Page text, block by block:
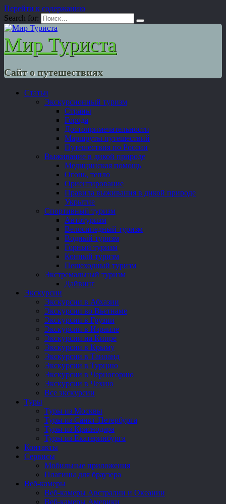
Перейти к содержанию
Search for:
Мир Туриста
Сайт о путешествиях
Статьи
Экскурсионный туризм
Страны
Города
Достопримечательности
Маршруты путешествий
Путешествия по России
Выживание в дикой природе
Медицинская помощь
Огонь, тепло
Ориентирование
Правила выживания в дикой природе
Укрытие
Спортивный туризм
Автотуризм
Велосипедный туризм
Водный туризм
Горный туризм
Конный туризм
Пешеходный туризм
Экстремальный туризм
Дайвинг
Экскурсии
Экскурсии в Абхазии
Экскурсии во Вьетнаме
Экскурсии в Грузии
Экскурсии в Израиле
Экскурсии на Кипре
Экскурсии в Крыму
Экскурсии в Таиланд
Экскурсии в Турцию
Экскурсии в Черногорию
Экскурсии в Чехию
Все экскурсии
Туры
Туры из Москвы
Туры из Санкт-Петербурга
Туры из Краснодара
Туры из Екатеринбурга
Контакты
Сервисы
Мобильные приложения
Плагины для браузера
Веб-камеры
Веб-камеры Австралии и Океании
Веб-камеры Америки